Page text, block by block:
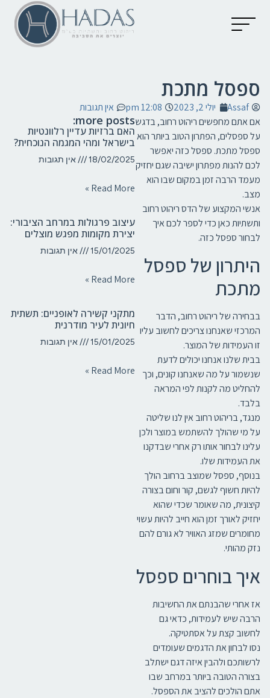
ספסל מתכת
Assaf יולי 2, 2023 12:08 pm
אין תגובות
אם אתם מחפשים ריהוט רחוב, בדגש
על ספסלים, הפתרון הטוב ביותר הוא
ספסל מתכת. ספסל כזה יאפשר
לכם להנות מפתרון ישיבה שגם יחזיק
מעמד הרבה זמן במקום שבו הוא
מצב.
אנשי המקצוע של הדס ריהוט רחוב
ותשתיות כאן כדי לספר לכם איך
לבחור ספסל כזה.
היתרון של ספסל
מתכת
בבחירה של ריהוט רחוב, הדבר
המרכזי שאנחנו צריכים לחשוב עליו
זו העמידות של המוצר.
בבית שלנו אנחנו יכולים לדעת
שנשמור על מה שאנחנו קונים, וכך
להחליט מה לקנות לפי המראה
בלבד.
מנגד, בריהוט רחוב אין לנו שליטה
על מי שהולך להשתמש במוצר ולכן
עלינו לבחור אותו רק אחרי שבדקנו
את העמידות שלו.
בנוסף, ספסל שמוצב ברחוב הולך
להיות חשוף לגשם, קור וחום בצורה
קיצונית, מה שאומר שכדי שהוא
יחזיק לאורך זמן הוא חייב להיות עשוי
מחומרים שמזג האוויר לא גורם להם
נזק מהותי.
איך בוחרים ספסל
אז אחרי שהבנתם את החשיבות
הרבה שיש לעמידות, כדאי גם
לחשוב קצת על אסתטיקה.
נסו לבחון את הדגמים שעומדים
לרשותכם ולהבין איזה דגם ישתלב
בצורה הטובה ביותר במרחב שבו
אתם הולכים להציב את הספסל.
more posts:
האם ברזיות עדיין רלוונטיות
בישראל ומהי המגמה הנוכחית?
18/02/2025 אין תגובות
Read More »
עיצוב פרגולות במרחב הציבורי:
יצירת מקומות מפגש מוצלים
15/01/2025 אין תגובות
Read More »
מתקני קשירה לאופניים: תשתית
חיונית לעיר מודרנית
15/01/2025 אין תגובות
Read More »